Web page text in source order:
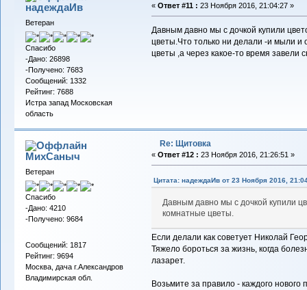
надеждаИв
Ветеран
Спасибо
-Дано: 26898
-Получено: 7683
Сообщений: 1332
Рейтинг: 7688
Истра запад Московская
область
« Ответ #11 : 23 Ноября 2016, 21:04:27 »
Давным давно мы с дочкой купили
цветы.Что только ни делали -и мыли и
цветы ,а через какое-то время завели
МихСаныч
Ветеран
Спасибо
-Дано: 4210
-Получено: 9684
Сообщений: 1817
Рейтинг: 9694
Москва, дача г.Александров
Владимирская обл.
Re: Щитовка
« Ответ #12 : 23 Ноября 2016, 21:26:51 »
Цитата: надеждаИв от 23 Ноября 2016,
Давным давно мы с дочкой купили
комнатные цветы.
Если делали как советует Николай
Тяжело бороться за жизнь, когда
лазарет.
Возьмите за правило - каждого